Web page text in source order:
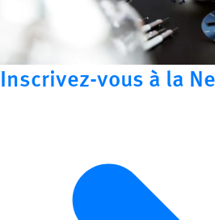
Inscrivez-vous à la